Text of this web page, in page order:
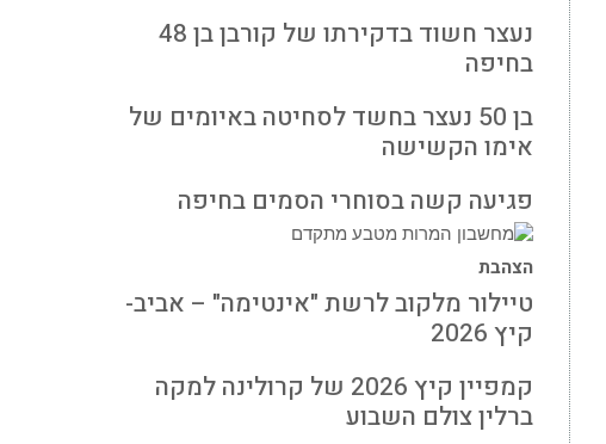
נעצר חשוד בדקירתו של קורבן בן 48
בחיפה
בן 50 נעצר בחשד לסחיטה באיומים של
אימו הקשישה
פגיעה קשה בסוחרי הסמים בחיפה
הצהבת
טיילור מלקוב לרשת "אינטימה" – אביב-
קיץ 2026
קמפיין קיץ 2026 של קרולינה למקה
ברלין צולם השבוע